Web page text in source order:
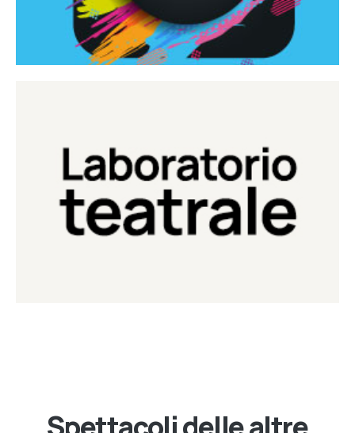
Laboratorio Teatrale
Laboratorio di teatro del Teatro Eduardo de Filippo
Continua